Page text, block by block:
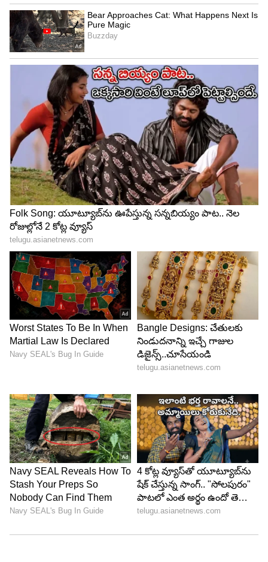
4
6
Image Credit :Instagram
3. శ్రద్ధా కపూర్ సినిమా 'ఈథా'
శ్రద్ధా కపూర్ నటిస్తున్న 'ఈథా' సినిమా ఆగస్టు 28న విడుదల
కానుంది. ఇది ప్రముఖ మహారాష్ట్ర తమాషా, లావణి
కళాకారిణి విఠాబాయి భావు మాంగ్ నారాయణగావ్కర్
జీవితంపై ఆధారపడిన బయోపిక్. ఈ చిత్రానికి లక్ష్మణ్
ఉతేకర్ దర్శకత్వం వహిస్తున్నారు. ఈ సినిమాపై భారీ
అంచనాలున్నాయి.
5
6
4. కరీనా కపూర్ సినిమా 'దాయ్రా'
కరీనా కపూర్ క్రైమ్ థ్రిల్లర్ 'దాయ్రా' సెప్టెంబర్ 18న
థియేటర్లలోకి రానుంది. మేఘనా గుల్జార్ దర్శకత్వం
వహిస్తున్న ఈ సినిమాలో కరీనాతో పాటు పృథ్వీరాజ్
సుకుమారన్ కూడా నటిస్తున్నారు.